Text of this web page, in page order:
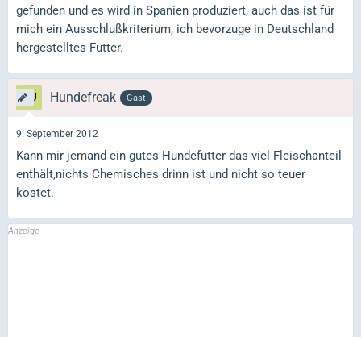
gefunden und es wird in Spanien produziert, auch das ist für
mich ein Ausschlußkriterium, ich bevorzuge in Deutschland
hergestelltes Futter.
Hundefreak Gast
9. September 2012
Kann mir jemand ein gutes Hundefutter das viel Fleischanteil
enthält,nichts Chemisches drinn ist und nicht so teuer
kostet.